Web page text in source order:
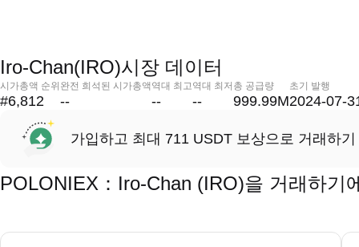
Iro-Chan(IRO)시장 데이터
시가총액 순위
#6,812
완전 희석된 시가총액
--
역대 최고
--
역대 최저
--
총 공급량
999.99M
초기 발행
2024-07-
가입하고 최대 711 USDT 보상으로 거래하기
POLONIEX：Iro-Chan (IRO)을 거래하기